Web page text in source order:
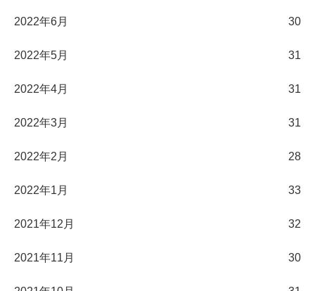
2022年6月 30
2022年5月 31
2022年4月 31
2022年3月 31
2022年2月 28
2022年1月 33
2021年12月 32
2021年11月 30